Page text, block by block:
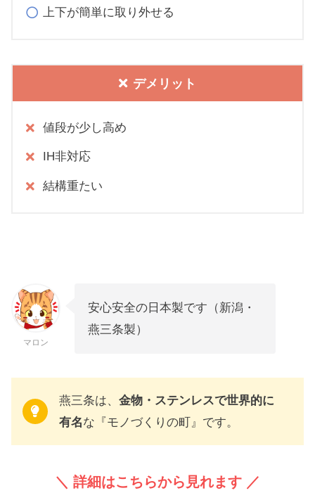
上下が簡単に取り外せる
デメリット
値段が少し高め
IH非対応
結構重たい
マロン
安心安全の日本製です（新潟・
燕三条製）
燕三条は、 金物・ステンレスで世界的に
有名な『モノづくりの町』です。
＼ 詳細はこちらから見れます ／